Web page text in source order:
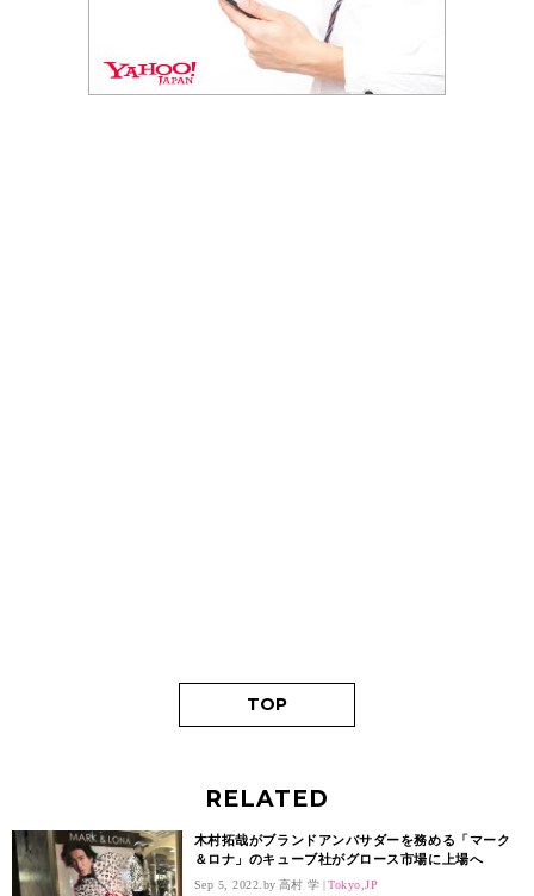
TOP
RELATED
木村拓哉がブランドアンバサダーを務める「マーク
＆ロナ」のキューブ社がグロース市場に上場へ
Sep 5, 2022. 高村 学 Tokyo,JP